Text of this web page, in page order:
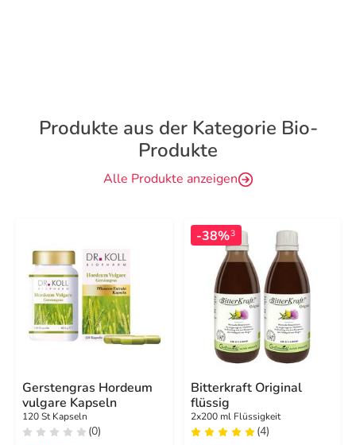
Produkte aus der Kategorie Bio-
Produkte
Alle Produkte anzeigen
Gerstengras Hordeum
vulgare Kapseln
120 St Kapseln
(0)
-38%3
Bitterkraft Original
flüssig
2x200 ml Flüssigkeit
(4)